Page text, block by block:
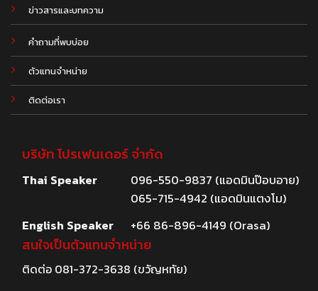
ข่าวสารและบทความ
.
คำถามที่พบบ่อย
ตัวแทนจำหน่าย
ติดต่อเรา
บริษัท โปรเฟนเดอร์ จำกัด
Thai Speaker
096-550-9837 (แอดมินป๊อบอาย)
065-715-4942 (แอดมินแตงโม)
English Speaker
+66 86-896-4149 (Orasa)
สนใจเป็นตัวแทนจำหน่าย
ติดต่อ 081-372-3638 (ขวัญหทัย)